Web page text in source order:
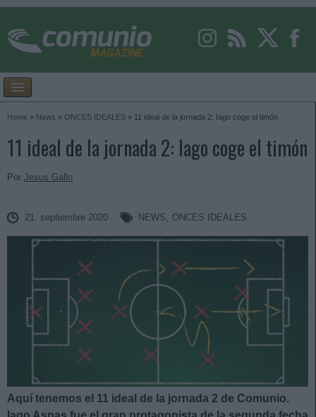
Home » News » ONCES IDEALES » 11 ideal de la jornada 2: Iago coge el timón
11 ideal de la jornada 2: Iago coge el timón
Por Jesus Gallo
21. septiembre 2020 NEWS, ONCES IDEALES
Aquí tenemos el 11 ideal de la jornada 2 de Comunio.